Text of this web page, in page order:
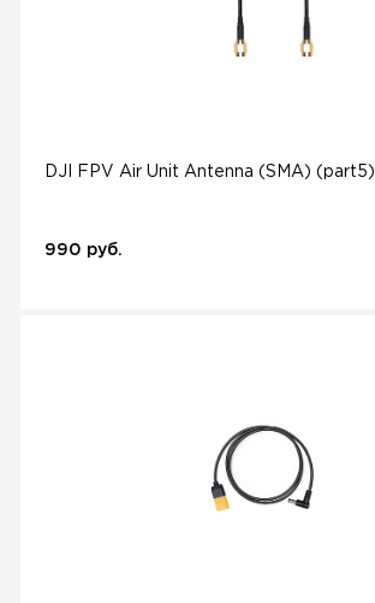
DJI FPV Air Unit Antenna (SMA) (part5)
990 руб.